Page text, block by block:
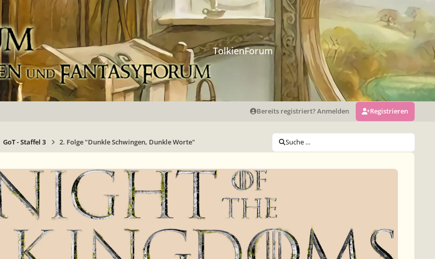
TolkienForum
Bereits registriert? Anmelden Registrieren
GoT - Staffel 3 2. Folge "Dunkle Schwingen, Dunkle Worte" Suche …